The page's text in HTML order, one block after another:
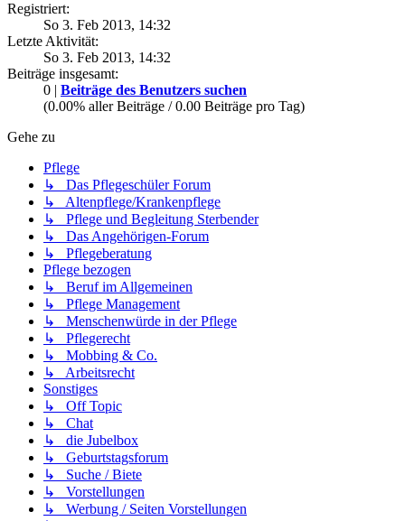
Registriert:
So 3. Feb 2013, 14:32
Letzte Aktivität:
So 3. Feb 2013, 14:32
Beiträge insgesamt:
0 | Beiträge des Benutzers suchen
(0.00% aller Beiträge / 0.00 Beiträge pro Tag)
Gehe zu
Pflege
↳ Das Pflegeschüler Forum
↳ Altenpflege/Krankenpflege
↳ Pflege und Begleitung Sterbender
↳ Das Angehörigen-Forum
↳ Pflegeberatung
Pflege bezogen
↳ Beruf im Allgemeinen
↳ Pflege Management
↳ Menschenwürde in der Pflege
↳ Pflegerecht
↳ Mobbing & Co.
↳ Arbeitsrecht
Sonstiges
↳ Off Topic
↳ Chat
↳ die Jubelbox
↳ Geburtstagsforum
↳ Suche / Biete
↳ Vorstellungen
↳ Werbung / Seiten Vorstellungen